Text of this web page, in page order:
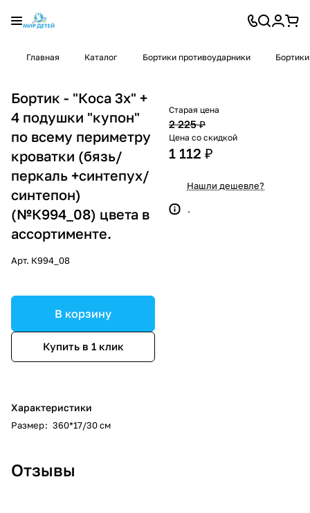
Главная Каталог Бортики противоударники
Бортик - "Коса 3х" +
4 подушки "купон"
по всему периметру
кроватки (бязь/
перкаль +синтепух/
синтепон)
(№К994_08) цвета в
ассортименте.
Арт. К994_08
В корзину
Купить в 1 клик
Характеристики
Размер: 360*17/30 см
Старая цена
2 225 ₽
Цена со скидкой
1 112 ₽
Нашли дешевле?
.
Отзывы